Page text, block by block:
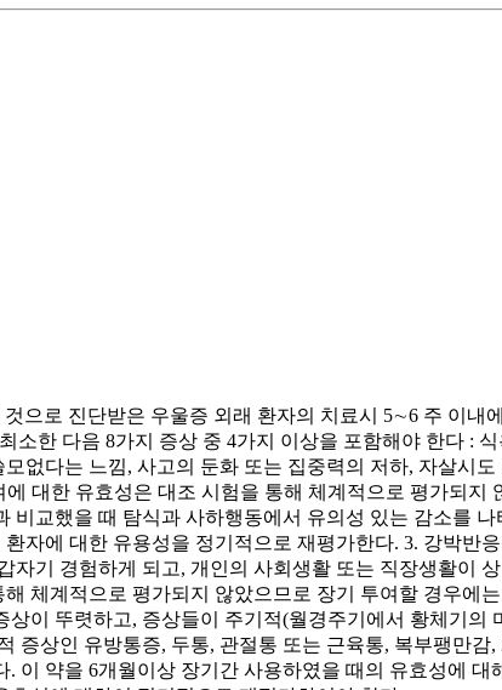
으로 진단받은 우울증 외래 환자의 치료시 5∼6 주 이
소한 다음 8가지 증상 중 4가지 이상을 포함해야 한다 :
없다는 느낌, 사고의 둔화 또는 집중력의 저하, 자살시
대한 유효성은 대조 시험을 통해 체계적으로 평가되
비교했을 때 탐식과 사하행동에서 유의성 있는 감소를
자에 대한 유용성을 정기적으로 재평가한다. 3. 강박반
기 경험하게 되고, 개인의 사회생활 또는 직장생활이
체계적으로 평가되지 않았으므로 장기 투여할 경우에
이 뚜렷하고, 증상들이 주기적(월경주기에서 황체기
증상인 유방통증, 두통, 관절통 또는 근육통, 복부팽만
이 약을 6개월이상 장기간 사용하였을 때의 유효성에